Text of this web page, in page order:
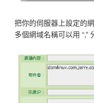
把你的伺服器上設定的
多個網域名稱可以用 “,”